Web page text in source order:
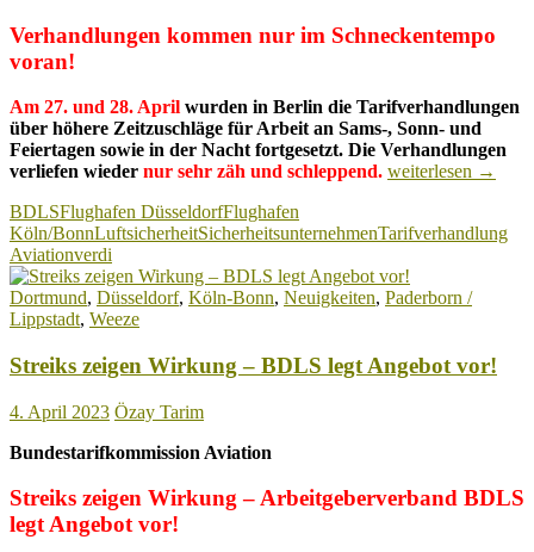
Verhandlungen kommen nur im Schneckentempo
voran!
Am 27. und 28. April wurden in Berlin die Tarifverhandlungen
über höhere Zeitzuschläge für Arbeit an Sams-, Sonn- und
Feiertagen sowie in der Nacht fortgesetzt. Die Verhandlungen
verliefen wieder nur sehr zäh und schleppend. Tarifverhandlung
das
Angebot
ist
weiterlesen →
BDLSFlughafen DüsseldorfFlughafen
Köln/BonnLuftsicherheitSicherheitsunternehmenTarifverhandlung
Aviationverdi
Dortmund, Düsseldorf, Köln-Bonn, Neuigkeiten, Paderborn /
Lippstadt, Weeze
Streiks zeigen Wirkung – BDLS legt Angebot vor!
4. April 2023 Özay Tarim
Bundestarifkommission Aviation
Streiks zeigen Wirkung – Arbeitgeberverband BDLS
legt Angebot vor!